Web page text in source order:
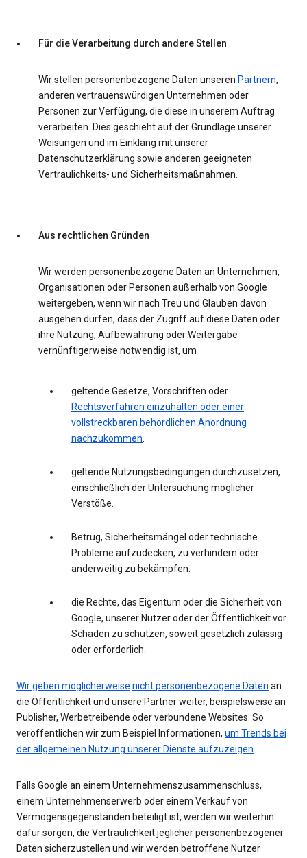
Für die Verarbeitung durch andere Stellen
Wir stellen personenbezogene Daten unseren Partnern,
anderen vertrauenswürdigen Unternehmen oder
Personen zur Verfügung, die diese in unserem Auftrag
verarbeiten. Dies geschieht auf der Grundlage unserer
Weisungen und im Einklang mit unserer
Datenschutzerklärung sowie anderen geeigneten
Vertraulichkeits- und Sicherheitsmaßnahmen.
Aus rechtlichen Gründen
Wir werden personenbezogene Daten an Unternehmen,
Organisationen oder Personen außerhalb von Google
weitergeben, wenn wir nach Treu und Glauben davon
ausgehen dürfen, dass der Zugriff auf diese Daten oder
ihre Nutzung, Aufbewahrung oder Weitergabe
vernünftigerweise notwendig ist, um
geltende Gesetze, Vorschriften oder
Rechtsverfahren einzuhalten oder einer
vollstreckbaren behördlichen Anordnung
nachzukommen.
geltende Nutzungsbedingungen durchzusetzen,
einschließlich der Untersuchung möglicher
Verstöße.
Betrug, Sicherheitsmängel oder technische
Probleme aufzudecken, zu verhindern oder
anderweitig zu bekämpfen.
die Rechte, das Eigentum oder die Sicherheit von
Google, unserer Nutzer oder der Öffentlichkeit vor
Schaden zu schützen, soweit gesetzlich zulässig
oder erforderlich.
Wir geben möglicherweise nicht personenbezogene Daten an
die Öffentlichkeit und unsere Partner weiter, beispielsweise an
Publisher, Werbetreibende oder verbundene Websites. So
veröffentlichen wir zum Beispiel Informationen, um Trends bei
der allgemeinen Nutzung unserer Dienste aufzuzeigen.
Falls Google an einem Unternehmenszusammenschluss,
einem Unternehmenserwerb oder einem Verkauf von
Vermögensgegenständen beteiligt ist, werden wir weiterhin
dafür sorgen, die Vertraulichkeit jeglicher personenbezogener
Daten sicherzustellen und wir werden betroffene Nutzer